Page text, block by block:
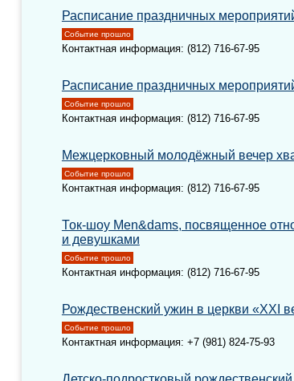
Расписание праздничных
Событие прошло
Контактная информация: (812) 716-67-95
Расписание праздничных
Событие прошло
Контактная информация: (812) 716-67-95
Межцерковный молодёжный вечер
Событие прошло
Контактная информация: (812) 716-67-95
Ток-шоу Men&dams, посвященное
и девушками
Событие прошло
Контактная информация: (812) 716-67-95
Рождественский ужин в церкви «XXI
Событие прошло
Контактная информация: +7 (981) 824-75-93